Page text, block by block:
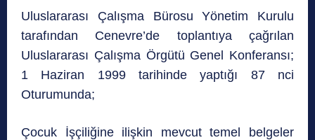
Uluslararası Çalışma Bürosu Yönetim Kurulu
tarafından Cenevre’de toplantıya çağrılan
Uluslararası Çalışma Örgütü Genel Konferansı;
1 Haziran 1999 tarihinde yaptığı 87 nci
Oturumunda;
Çocuk İşçiliğine ilişkin mevcut temel belgeler